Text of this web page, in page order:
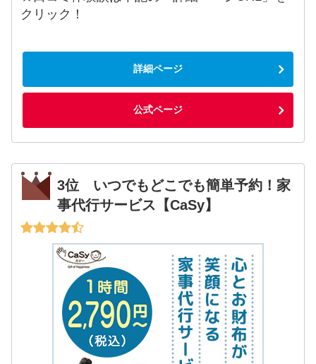
クリック！
詳細ページ
公式ページ
3位 いつでもどこでも簡単予約！家
事代行サービス【CaSy】